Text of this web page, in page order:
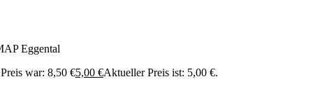
Eggental
war: 8,50 €5,00 €Aktueller Preis ist: 5,00 €.